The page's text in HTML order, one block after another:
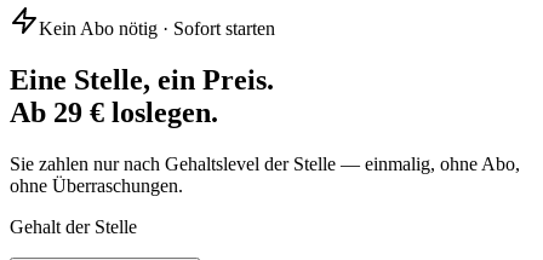
Kein Abo nötig · Sofort starten
Eine Stelle, ein Preis.
Ab 29 € loslegen.
Sie zahlen nur nach Gehaltslevel der Stelle — einmalig, ohne Abo,
ohne Überraschungen.
Gehalt der Stelle